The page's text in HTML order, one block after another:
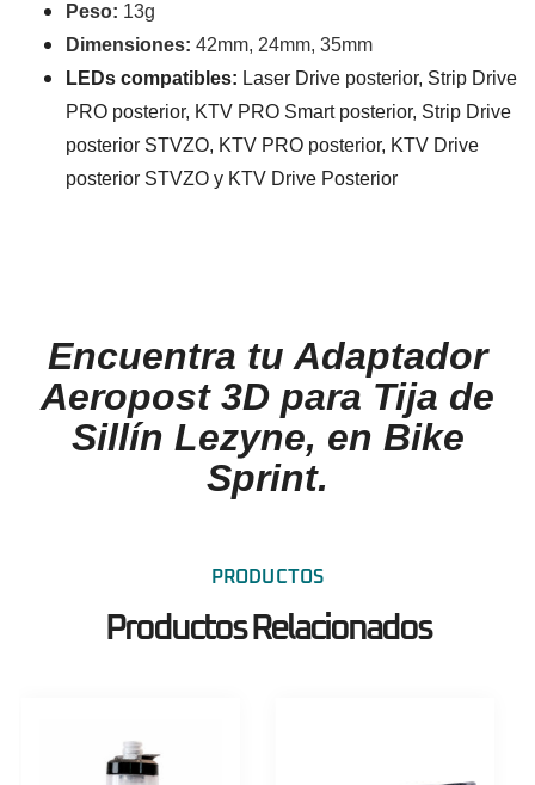
Peso: 13g
Dimensiones: 42mm, 24mm, 35mm
LEDs compatibles: Laser Drive posterior, Strip Drive
PRO posterior, KTV PRO Smart posterior, Strip Drive
posterior STVZO, KTV PRO posterior, KTV Drive
posterior STVZO y KTV Drive Posterior
Encuentra tu Adaptador
Aeropost 3D para Tija de
Sillín Lezyne, en Bike
Sprint.
PRODUCTOS
Productos Relacionados